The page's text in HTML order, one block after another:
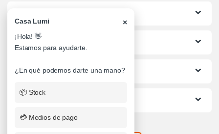
Lo mas buscado
Informacion al Cliente
Casa Lumi ×
¡Hola! 👋
Estamos para ayudarte.
¿En qué podemos darte una mano?
📦 Stock
💳 Medios de pago